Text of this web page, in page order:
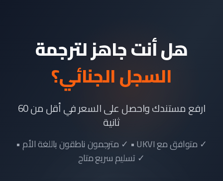
هل أنت جاهز لترجمة
السجل الجنائي؟
ارفع مستندك واحصل على السعر في أقل من 60
ثانية
✓ متوافق مع UKVI • ✓ مترجمون ناطقون باللغة الأم •
✓ تسليم سريع متاح